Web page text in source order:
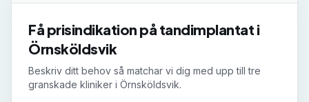
Få prisindikation på tandimplantat i
Örnsköldsvik
Beskriv ditt behov så matchar vi dig med upp till tre
granskade kliniker i Örnsköldsvik.